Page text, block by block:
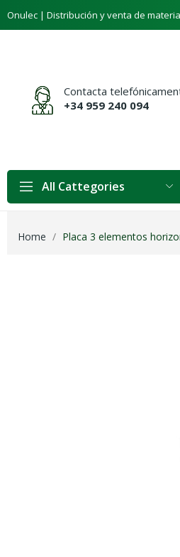
Onulec | Distribución y venta de
Contacta
+34 959 240 094
All Cattegories
Home Placa 3 elementos